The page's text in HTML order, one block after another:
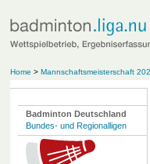
Home > Mannschaftsmeisterschaft
Badminton Deutschland
Bundes- und Regionalligen